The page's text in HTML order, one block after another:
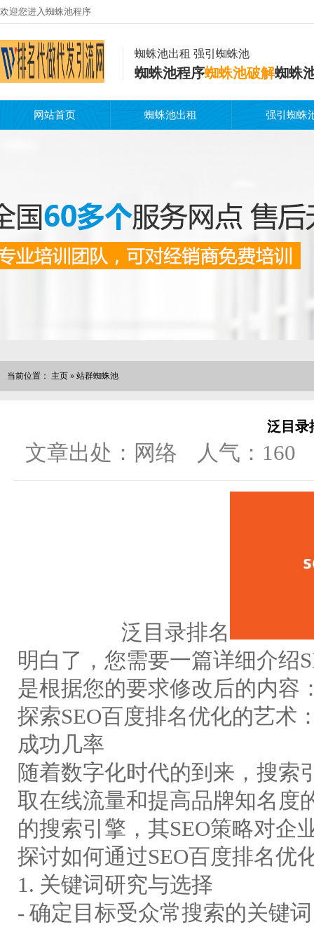
欢迎您进入蜘蛛池程序
蜘蛛池出租 强引蜘蛛池
蜘蛛池程序蜘蛛池破解蜘蛛
网站首页 蜘蛛池出租 强引蜘蛛
当前位置： 主页 » 站群蜘蛛池
泛目录
文章出处：网络 人气： 160
泛目录排名
明白了，您需要一篇详细介绍
是根据您的要求修改后的内容
探索SEO百度排名优化的艺术
成功几率
随着数字化时代的到来，搜索
取在线流量和提高品牌知名度
的搜索引擎，其SEO策略对企
探讨如何通过SEO百度排名优
1. 关键词研究与选择
- 确定目标受众常搜索的关键词